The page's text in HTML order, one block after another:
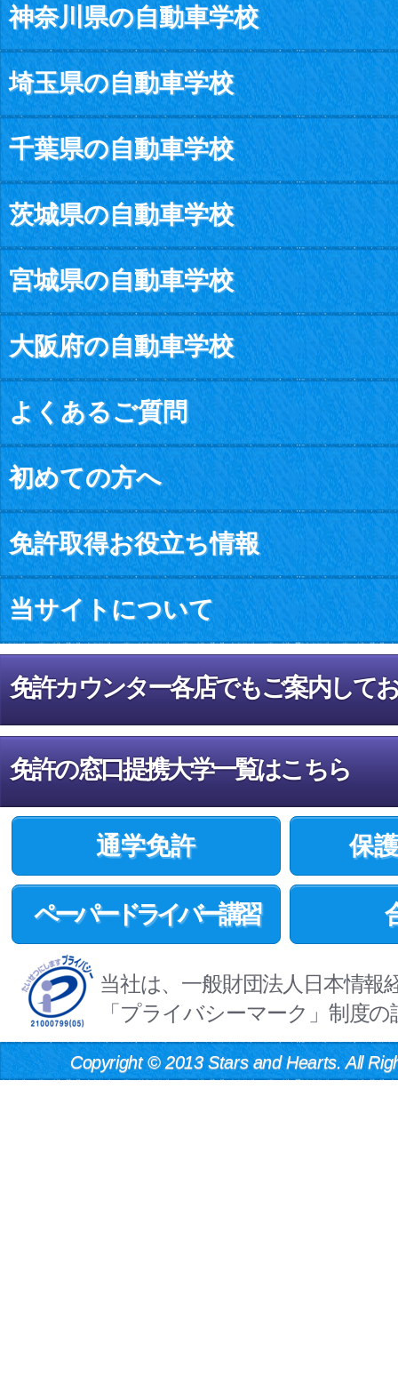
神奈川県の自動車学校
埼玉県の自動車学校
千葉県の自動車学校
茨城県の自動車学校
宮城県の自動車学校
大阪府の自動車学校
よくあるご質問
初めての方へ
免許取得お役立ち情報
当サイトについて
免許カウンター各店でもご案内して
免許の窓口提携大学一覧はこちら
通学免許
ペーパードライバー講習
保
当社は、一般財団法人日本情報
「プライバシーマーク」制度
Copyright©2013 Stars and Hearts. All